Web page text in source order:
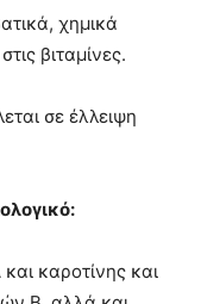
χημικά
βιταμίνες.
σε έλλειψη
καροτίνης και